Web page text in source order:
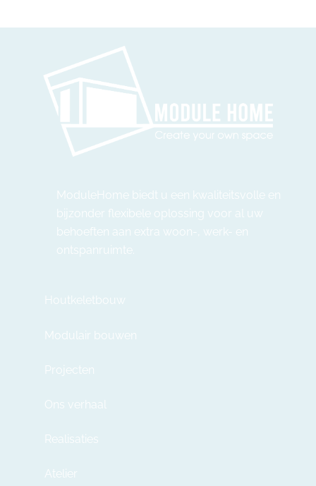
ModuleHome biedt u een kwaliteitsvolle en
bijzonder flexibele oplossing voor al uw
behoeften aan extra woon-, werk- en
ontspanruimte.
Houtkeletbouw
Modulair bouwen
Projecten
Ons verhaal
Realisaties
Atelier